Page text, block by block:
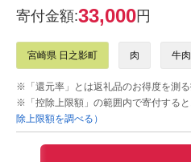
寄付金額:33,000円
宮崎県 日之影町 肉 牛肉
※「還元率」とは返礼品のお得度を測
※「控除上限額」の範囲内で寄付する
除上限額を調べる）